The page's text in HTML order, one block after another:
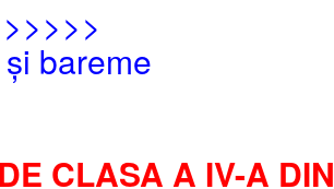
bareme
CLASA A IV-A DIN